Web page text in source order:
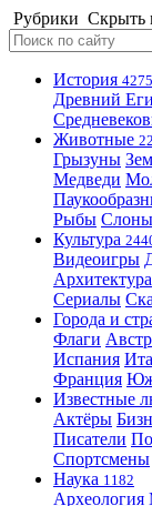
Рубрики Скрыть
История 4275
Древний
Животные
Грызуны
Медведи
Рыбы Слоны
Культура
Видеоигры
Архитектура
Сериалы
Города и
Флаги
Испания
Франция
Известные
Актёры
Писатели
Спортсмены
Наука 1182
Археология